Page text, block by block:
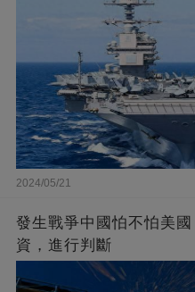
2024/05/21
發生戰爭中國怕不怕美
資，進行判斷